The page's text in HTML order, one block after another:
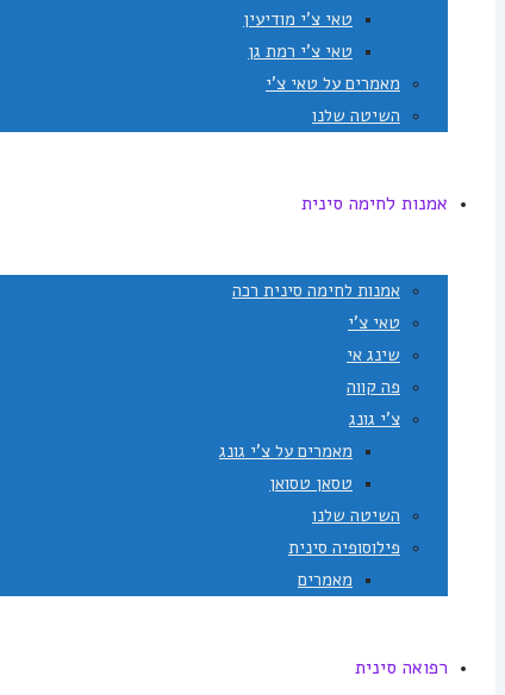
טאי צ'י מודיעין
טאי צ'י רמת גן
מאמרים על טאי צ'י
השיטה שלנו
אמנות לחימה סינית
אמנות לחימה סינית רכה
טאי צ'י
שינג אי
פה קווה
צ'י גונג
מאמרים על צ'י גונג
טסאן טסואן
השיטה שלנו
פילוסופיה סינית
מאמרים
רפואה סינית